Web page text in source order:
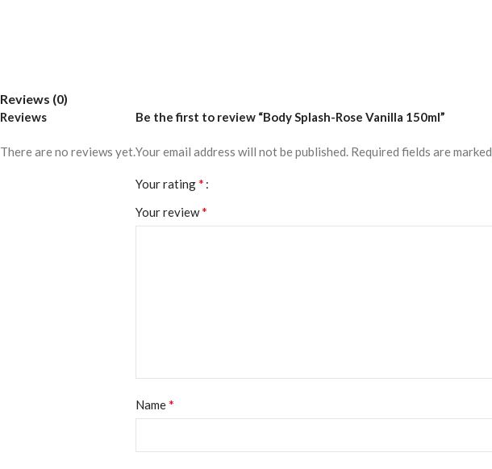
Reviews (0)
Reviews
There are no reviews yet.
Be the first to review “Body Splash-Rose Vanilla 150ml”
Your email address will not be published. Required fields are marked
Your rating*
Your review*
Name*